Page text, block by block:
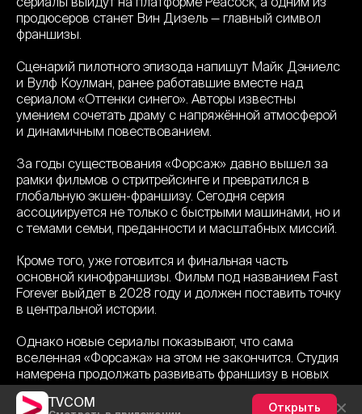
TVCOM Открыть
продюсеров станет Вин Дизель — главный символ
франшизы.
Сценарий пилотного эпизода напишут Майк Дэниелс
и Вулф Коулман, ранее работавшие вместе над
сериалом «Оттенки синего». Авторы известны
умением сочетать драму с напряжённой атмосферой
и динамичным повествованием.
За годы существования «Форсаж» давно вышел за
рамки фильмов о стритрейсинге и превратился в
глобальную экшен-франшизу. Сегодня серия
ассоциируется не только с быстрыми машинами, но и
с темами семьи, преданности и масштабных миссий.
Кроме того, уже готовится и финальная часть
основной кинофраншизы. Фильм под названием Fast
Forever выйдет в 2028 году и должен поставить точку
в центральной истории.
Однако новые сериалы показывают, что сама
вселенная «Форсажа» на этом не закончится. Студия
намерена продолжать развивать франшизу в новых
форматах, сохраняя интерес зрителей к миру скорости
и адреналина ещё на долгие годы.